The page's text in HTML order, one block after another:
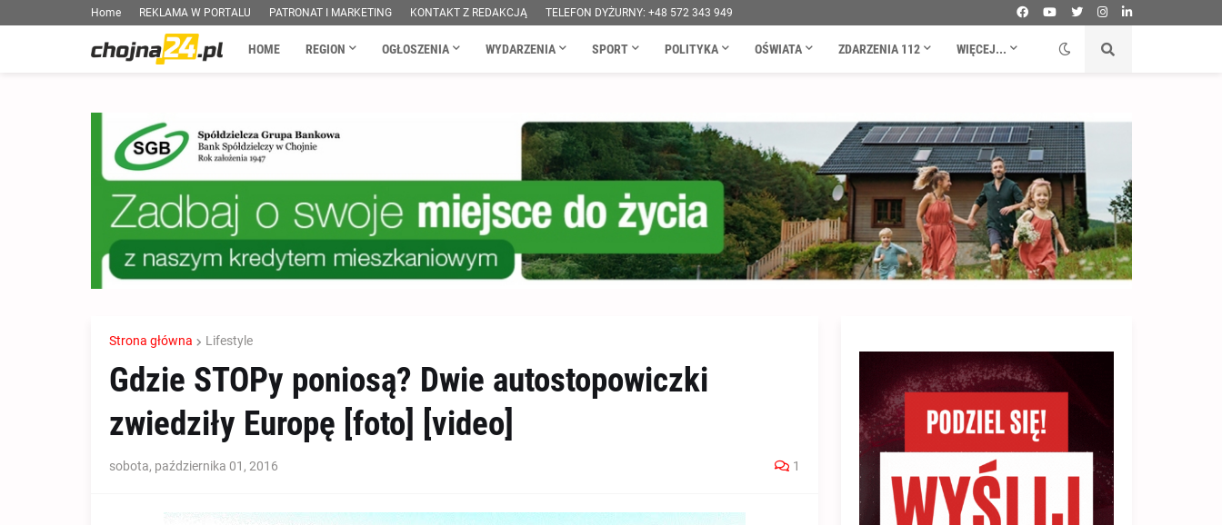
Home REKLAMA W PORTALU PATRONAT I MARKETING KONTAKT Z REDAKCJĄ TELEFON DYŻURNY: +48 572 343 949
HOME REGION OGŁOSZENIA WYDARZENIA SPORT POLITYKA OŚWIATA ZDARZENIA 112 WIĘCEJ...
Strona główna Lifestyle
Gdzie STOPy poniosą? Dwie autostopowiczki
zwiedziły Europę [foto] [video]
sobota, października 01, 2016 1